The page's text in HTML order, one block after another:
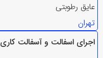
عایق رطوبتی
تهران
اجرای اسفالت و آسفالت کاری